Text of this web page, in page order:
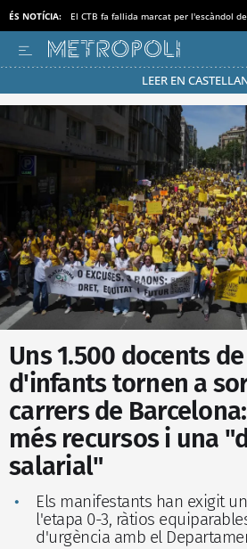
ÉS NOTÍCIA: El CTB fa fallida marcat per l'escàndol
LEER EN
Passa’t al mode estalvi
Uns 1.500 docents
d'infants tornen a
carrers de
més recursos i una
salarial"
Els manifestants han exigit
l'etapa 0-3, ràtios
d'urgència amb el